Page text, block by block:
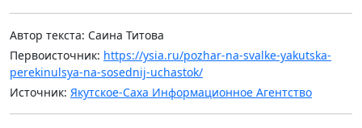
Автор текста: Саина Титова
Первоисточник: https://ysia.ru/pozhar-na-svalke-yakutska-
perekinulsya-na-sosednij-uchastok/
Источник: Якутское-Саха Информационное Агентство